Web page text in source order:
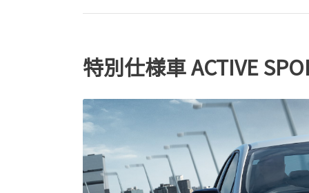
特別仕様車 ACTIVE